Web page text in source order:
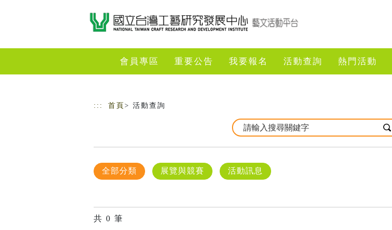
會員專區 重要公告 我要報名 活動查詢 熱門活動
::: 首頁 > 活動查詢
全部分類 展覽與競賽 活動訊息
共 0 筆